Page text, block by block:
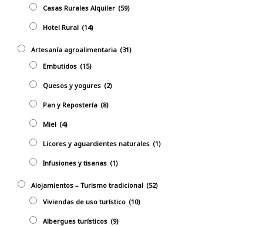
Casas Rurales Alquiler (59)
Hotel Rural (14)
Artesanía agroalimentaria (31)
Embutidos (15)
Quesos y yogures (2)
Pan y Repostería (8)
Miel (4)
Licores y aguardientes naturales (1)
Infusiones y tisanas (1)
Alojamientos – Turismo tradicional (52)
Viviendas de uso turístico (10)
Albergues turísticos (9)